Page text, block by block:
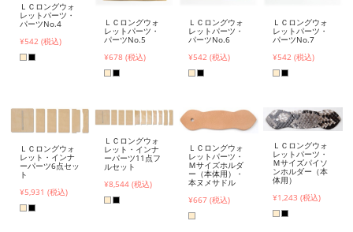
ＬＣロングウォ
レットパーツ・
パーツNo.4
¥542 (税込)
ＬＣロングウォ
レットパーツ・
パーツNo.5
¥678 (税込)
ＬＣロングウォ
レットパーツ・
パーツNo.6
¥542 (税込)
ＬＣロングウォ
レットパーツ・
パーツNo.7
¥542 (税込)
ＬＣロングウォ
レット・インナ
ーパーツ6点セッ
ト
¥5,931 (税込)
ＬＣロングウォ
レット・インナ
ーパーツ11点フ
ルセット
¥8,544 (税込)
ＬＣロングウォ
レットパーツ・
Ｍサイズホルダ
ー（本体用）・
本ヌメサドル
¥667 (税込)
ＬＣロングウォ
レットパーツ・
Ｍサイズパイソ
ンホルダー（本
体用）
¥1,243 (税込)